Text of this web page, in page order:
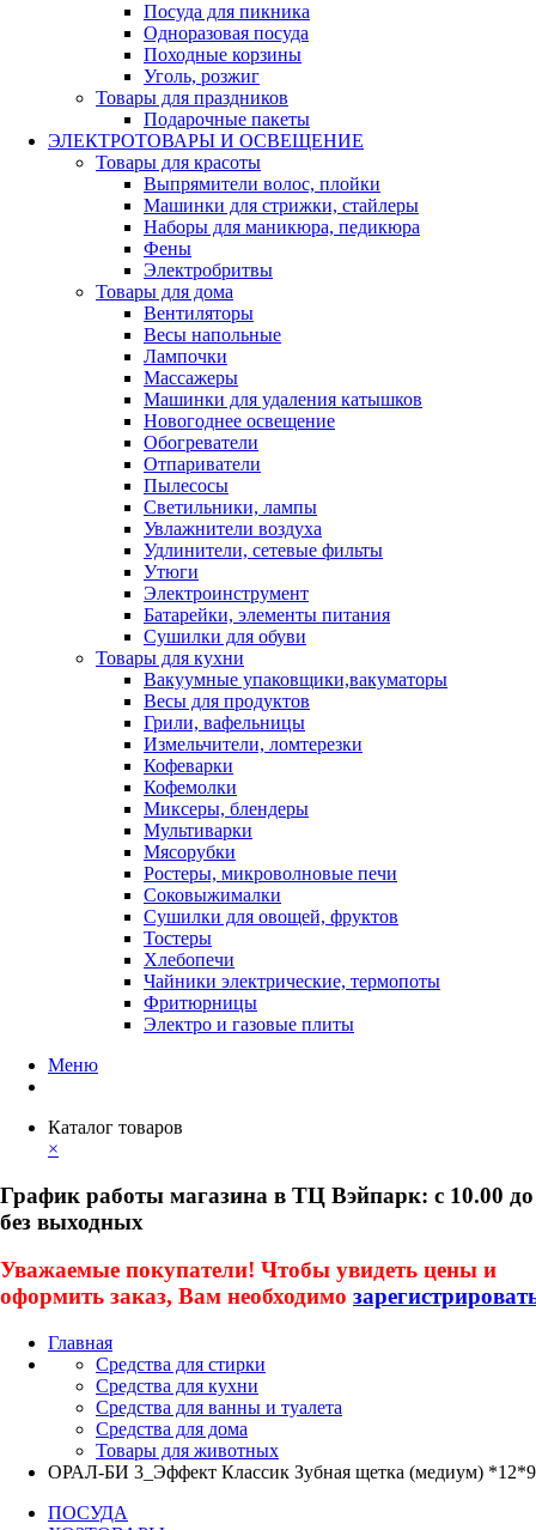
Посуда для пикника
Одноразовая посуда
Походные корзины
Уголь, розжиг
Товары для праздников
Подарочные пакеты
ЭЛЕКТРОТОВАРЫ И ОСВЕЩЕНИЕ
Товары для красоты
Выпрямители волос, плойки
Машинки для стрижки, стайлеры
Наборы для маникюра, педикюра
Фены
Электробритвы
Товары для дома
Вентиляторы
Весы напольные
Лампочки
Массажеры
Машинки для удаления катышков
Новогоднее освещение
Обогреватели
Отпариватели
Пылесосы
Светильники, лампы
Увлажнители воздуха
Удлинители, сетевые фильты
Утюги
Электроинструмент
Батарейки, элементы питания
Сушилки для обуви
Товары для кухни
Вакуумные упаковщики,вакуматоры
Весы для продуктов
Грили, вафельницы
Измельчители, ломтерезки
Кофеварки
Кофемолки
Миксеры, блендеры
Мультиварки
Мясорубки
Ростеры, микроволновые печи
Соковыжималки
Сушилки для овощей, фруктов
Тостеры
Хлебопечи
Чайники электрические, термопоты
Фритюрницы
Электро и газовые плиты
Меню
Каталог товаров
×
График работы магазина в ТЦ Вэйпарк: с 10.00 до
без выходных
Уважаемые покупатели! Чтобы увидеть цены и
оформить заказ, Вам необходимо
Главная
Средства для стирки
Средства для кухни
Средства для ванны и туалета
Средства для дома
Товары для животных
ОРАЛ-БИ 3_Эффект Классик Зубная щетка (медиум)
ПОСУДА